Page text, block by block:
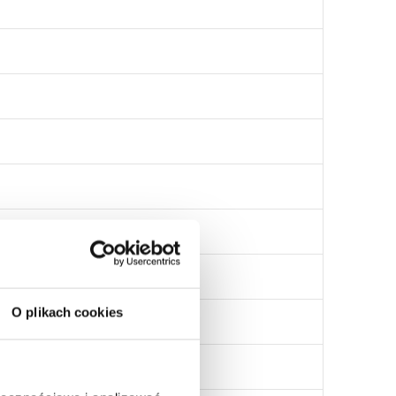
O plikach cookies